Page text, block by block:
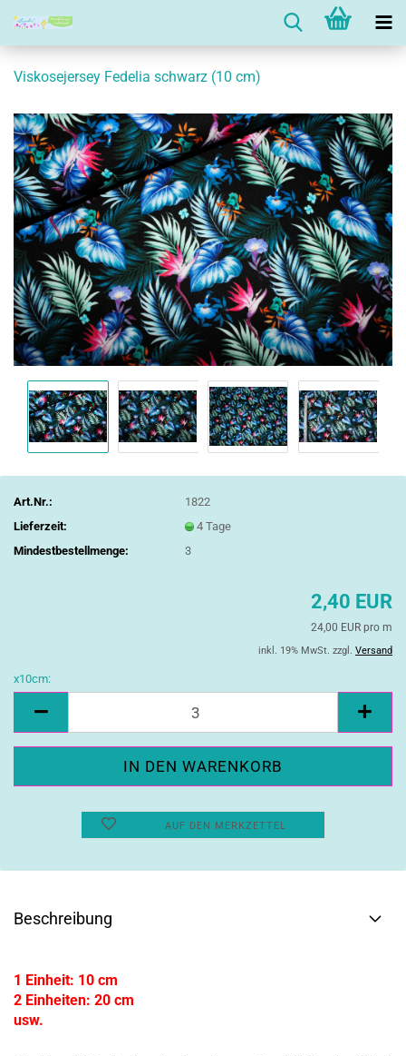
Viskosejersey Fedelia schwarz (10 cm)
Art.Nr.:
1822
Lieferzeit:
4 Tage
Mindestbestellmenge:
3
2,40 EUR
24,00 EUR pro m
inkl. 19% MwSt. zzgl. Versand
x10cm:
AUF DEN MERKZETTEL
Beschreibung
1 Einheit: 10 cm
2 Einheiten: 20 cm
usw.